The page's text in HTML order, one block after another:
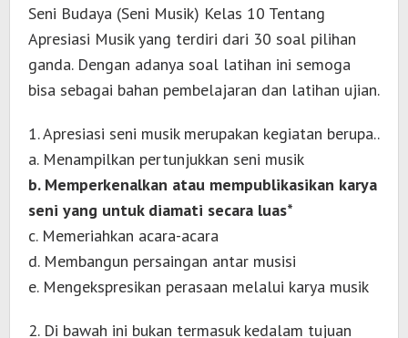
Seni Budaya (Seni Musik) Kelas 10 Tentang
Apresiasi Musik yang terdiri dari 30 soal pilihan
ganda. Dengan adanya soal latihan ini semoga
bisa sebagai bahan pembelajaran dan latihan ujian.
1. Apresiasi seni musik merupakan kegiatan berupa..
a. Menampilkan pertunjukkan seni musik
b. Memperkenalkan atau mempublikasikan karya
seni yang untuk diamati secara luas*
c. Memeriahkan acara-acara
d. Membangun persaingan antar musisi
e. Mengekspresikan perasaan melalui karya musik
2. Di bawah ini bukan termasuk kedalam tujuan